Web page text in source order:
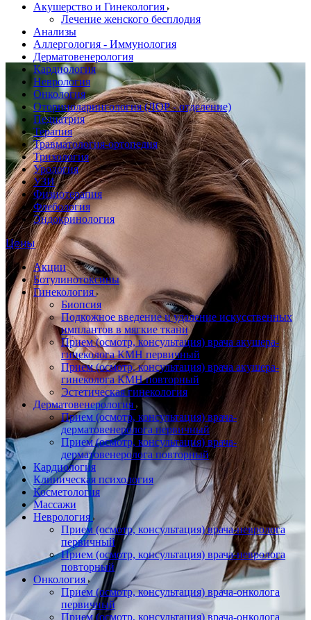
Акушерство и Гинекология
Лечение женского бесплодия
Анализы
Аллергология - Иммунология
Дерматовенерология
Кардиология
Неврология
Онкология
Оториноларингология (ЛОР - отделение)
Педиатрия
Терапия
Травматология-ортопедия
Трихология
Урология
УЗИ
Физиотерапия
Флебология
Эндокринология
Цены
Акции
Ботулинотоксины
Гинекология
Биопсия
Подкожное введение и удаление искусственных
имплантов в мягкие ткани
Прием (осмотр, консультация) врача акушера-
гинеколога КМН первичный
Прием (осмотр, консультация) врача акушера-
гинеколога КМН повторный
Эстетическая гинекология
Дерматовенерология
Прием (осмотр, консультация) врача-
дерматовенеролога первичный
Прием (осмотр, консультация) врача-
дерматовенеролога повторный
Кардиология
Клиническая психология
Косметология
Массажи
Неврология
Прием (осмотр, консультация) врача-невролога
первичный
Прием (осмотр, консультация) врача-невролога
повторный
Онкология
Прием (осмотр, консультация) врача-онколога
первичный
Прием (осмотр, консультация) врача-онколога